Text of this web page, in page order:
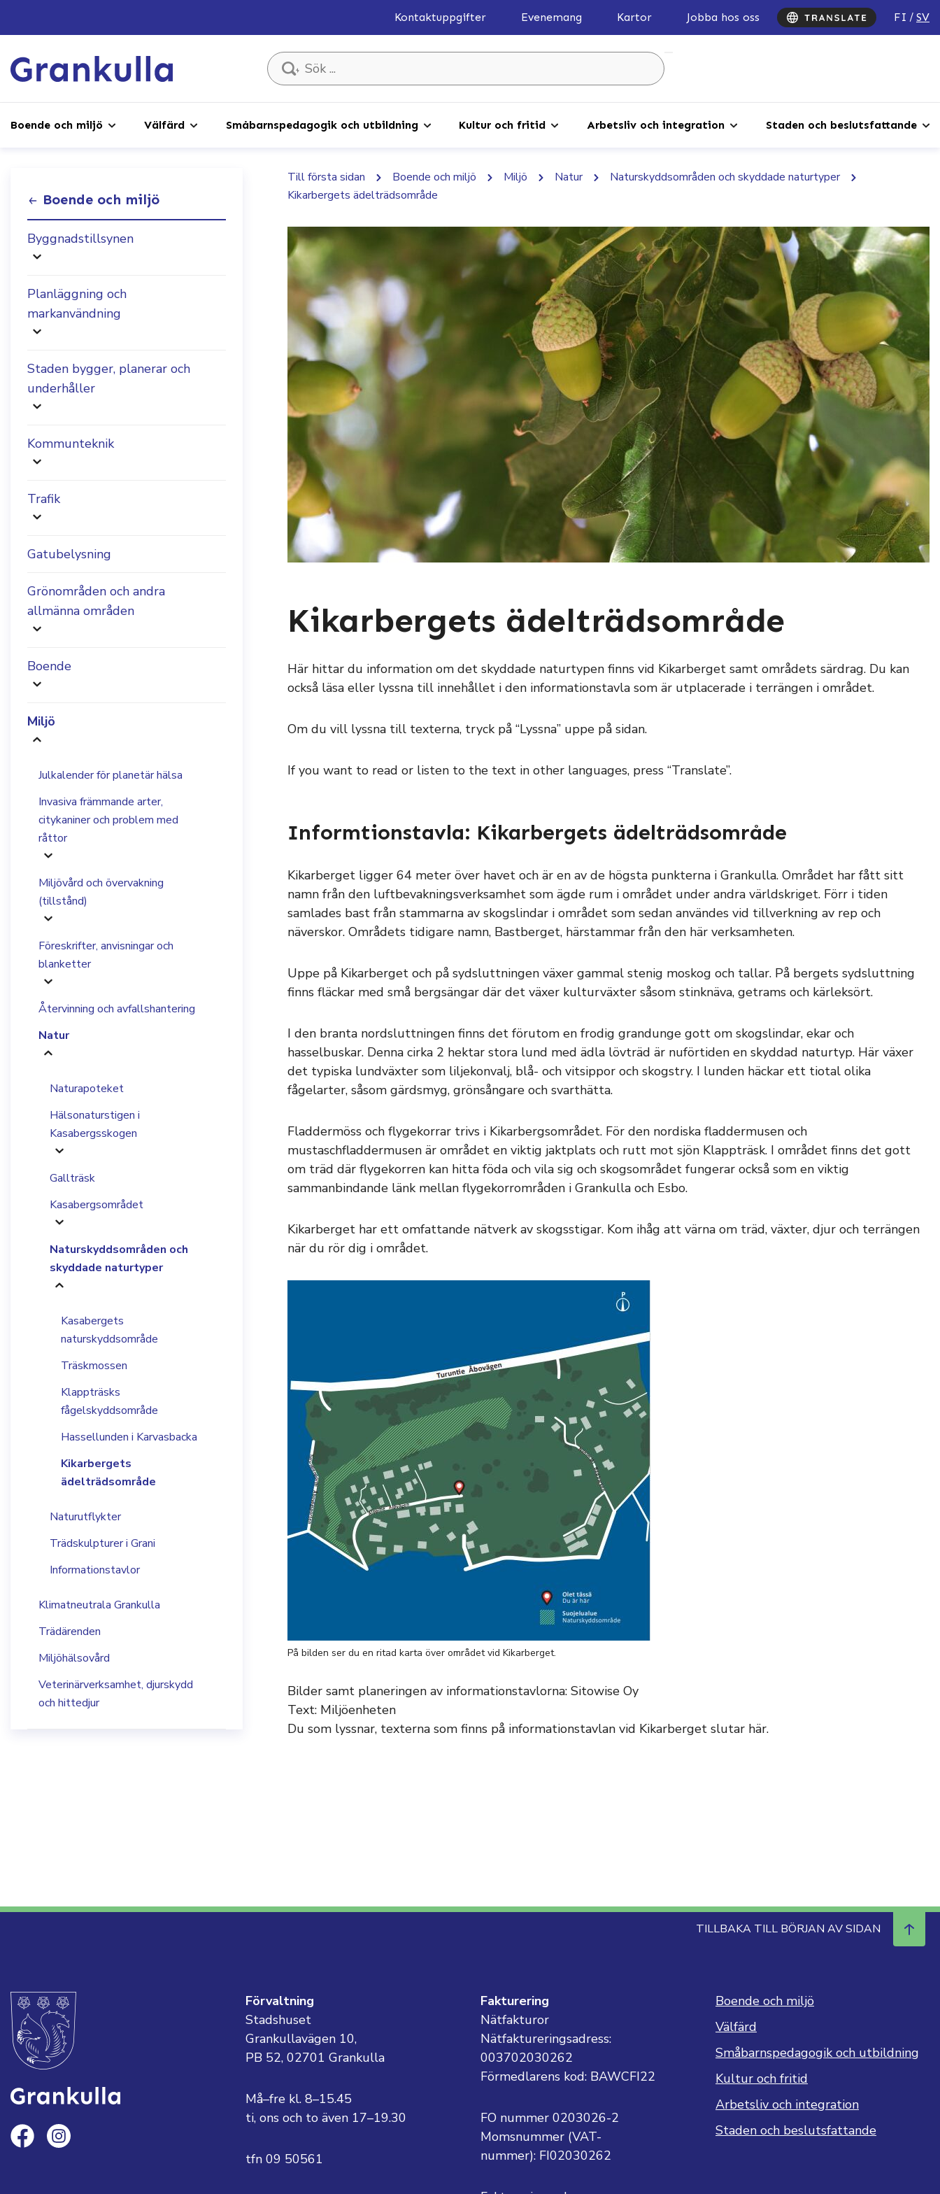
Kontaktuppgifter Evenemang Kartor Jobba hos oss FI SV
Sök ...
Boende och miljö Välfärd Småbarnspedagogik och utbildning Kultur och fritid Arbetsliv och integration Staden och beslutsfattande
Boende och miljö
Byggnadstillsynen
Planläggning och
markanvändning
Staden bygger, planerar och
underhåller
Kommunteknik
Trafik
Gatubelysning
Grönområden och andra
allmänna områden
Boende
Miljö
Julkalender för planetär hälsa
Invasiva främmande arter,
citykaniner och problem med
råttor
Miljövård och övervakning
(tillstånd)
Föreskrifter, anvisningar och
blanketter
Återvinning och avfallshantering
Natur
Naturapoteket
Hälsonaturstigen i
Kasabergsskogen
Gallträsk
Kasabergsområdet
Naturskyddsområden och
skyddade naturtyper
Kasabergets
naturskyddsområde
Träskmossen
Klappträsks
fågelskyddsområde
Hassellunden i Karvasbacka
Kikarbergets
ädelträdsområde
Naturutflykter
Trädskulpturer i Grani
Informationstavlor
Klimatneutrala Grankulla
Trädärenden
Miljöhälsovård
Veterinärverksamhet, djurskydd
och hittedjur
Till första sidan Boende och miljö Miljö Natur
Naturskyddsområden och skyddade naturtyper
Kikarbergets ädelträdsområde
Kikarbergets ädelträdsområde
Här hittar du information om det skyddade naturtypen finns vid Kikarberget samt områdets särdrag. Du kan
också läsa eller lyssna till innehållet i den informationstavla som är utplacerade i terrängen i området.
Om du vill lyssna till texterna, tryck på “Lyssna” uppe på sidan.
If you want to read or listen to the text in other languages, press “Translate”.
Informtionstavla: Kikarbergets ädelträdsområde
Kikarberget ligger 64 meter över havet och är en av de högsta punkterna i Grankulla. Området har fått sitt
namn från den luftbevakningsverksamhet som ägde rum i området under andra världskriget. Förr i tiden
samlades bast från stammarna av skogslindar i området som sedan användes vid tillverkning av rep och
näverskor. Områdets tidigare namn, Bastberget, härstammar från den här verksamheten.
Uppe på Kikarberget och på sydsluttningen växer gammal stenig moskog och tallar. På bergets sydsluttning
finns fläckar med små bergsängar där det växer kulturväxter såsom stinknäva, getrams och kärleksört.
I den branta nordsluttningen finns det förutom en frodig grandunge gott om skogslindar, ekar och
hasselbuskar. Denna cirka 2 hektar stora lund med ädla lövträd är nuförtiden en skyddad naturtyp. Här växer
det typiska lundväxter som liljekonvalj, blå- och vitsippor och skogstry. I lunden häckar ett tiotal olika
fågelarter, såsom gärdsmyg, grönsångare och svarthätta.
Fladdermöss och flygekorrar trivs i Kikarbergsområdet. För den nordiska fladdermusen och
mustaschfladdermusen är området en viktig jaktplats och rutt mot sjön Klappträsk. I området finns det gott
om träd där flygekorren kan hitta föda och vila sig och skogsområdet fungerar också som en viktig
sammanbindande länk mellan flygekorrområden i Grankulla och Esbo.
Kikarberget har ett omfattande nätverk av skogsstigar. Kom ihåg att värna om träd, växter, djur och terrängen
när du rör dig i området.
På bilden ser du en ritad karta över området vid Kikarberget.
Bilder samt planeringen av informationstavlorna: Sitowise Oy
Text: Miljöenheten
Du som lyssnar, texterna som finns på informationstavlan vid Kikarberget slutar här.
TILLBAKA TILL BÖRJAN AV SIDAN
Förvaltning
Stadshuset
Grankullavägen 10,
PB 52, 02701 Grankulla
Må–fre kl. 8–15.45
ti, ons och to även 17–19.30
tfn 09 50561
Fakturering
Nätfakturor
Nätfaktureringsadress:
003702030262
Förmedlarens kod: BAWCFI22
FO nummer 0203026-2
Momsnummer (VAT-
nummer): FI02030262
Boende och miljö
Välfärd
Småbarnspedagogik och utbildning
Kultur och fritid
Arbetsliv och integration
Staden och beslutsfattande